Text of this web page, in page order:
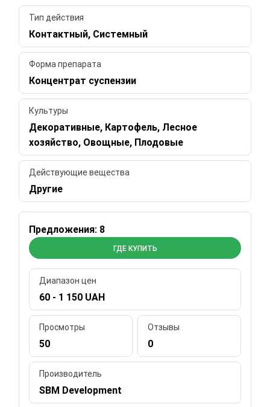
Тип действия
Контактный, Системный
Форма препарата
Концентрат суспензии
Культуры
Декоративные, Картофель, Лесное
хозяйство, Овощные, Плодовые
Действующие вещества
Другие
Предложения: 8
ГДЕ КУПИТЬ
Диапазон цен
60 - 1 150 UAH
Просмотры
50
Отзывы
0
Производитель
SBM Development